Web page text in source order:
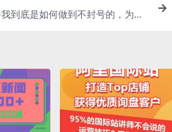
到底是如何做到不封号的，为什